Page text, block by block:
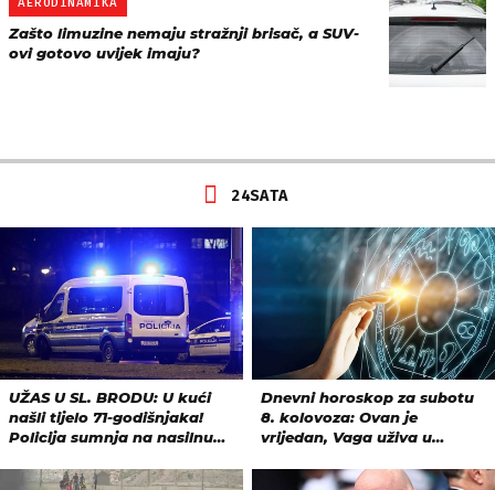
AERODINAMIKA
Zašto limuzine nemaju stražnji brisač, a SUV-
ovi gotovo uvijek imaju?